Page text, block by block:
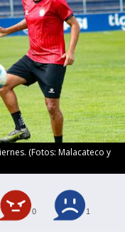
(Fotos: Malacateco y
0 1